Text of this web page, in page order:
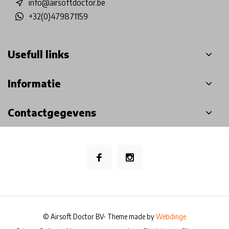
info@airsoftdoctor.be
+32(0)479871159
Usefull links
Informatie
Contactgegevens
© Airsoft Doctor BV- Theme made byWebdinge